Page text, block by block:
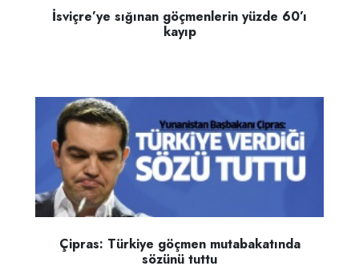
İsviçre’ye sığınan göçmenlerin yüzde 60’ı
kayıp
Çipras: Türkiye göçmen mutabakatında
sözünü tuttu